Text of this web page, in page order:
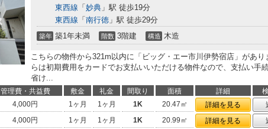
東西線 「 妙典 」駅 徒歩19分
東西線 「 南行徳 」駅 徒歩29分
築年 築1年未満 階数 3階建 構造 木造
こちらの物件から321m以内に「ビッグ・エー市川伊勢宿店」があり
らは初期費用をカードでお支払いいただける物件なので、支払い手
省け...
管理費・共益費 敷金 礼金 間取り 面積 詳細
4,000円 1ヶ月 1ヶ月 1K 20.47㎡ 詳細を見る
4,000円 1ヶ月 1ヶ月 1K 20.99㎡ 詳細を見る